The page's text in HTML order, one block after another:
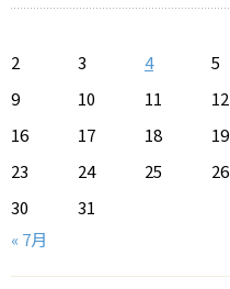
2
3 4 5
9
10 11 12
16
17 18 19
23
24 25 26
30
31
« 7月